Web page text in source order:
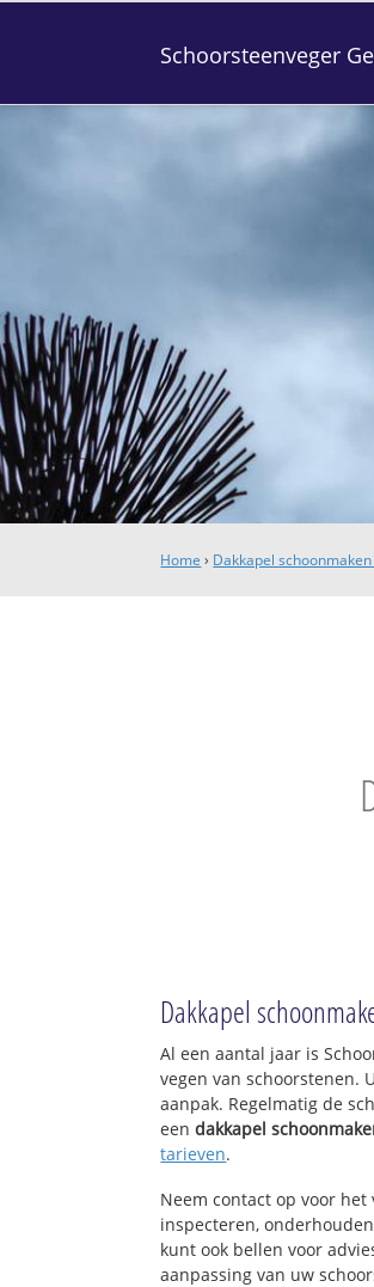
Schoorsteenveger
Home › Dakkapel
Dakkapel
Al een aantal jaar is
vegen van schoorstenen.
aanpak. Regelmatig de
eendakkapel
tarieven.
Neem contact op voor
inspecteren,
kunt ook bellen voor
aanpassing van uw